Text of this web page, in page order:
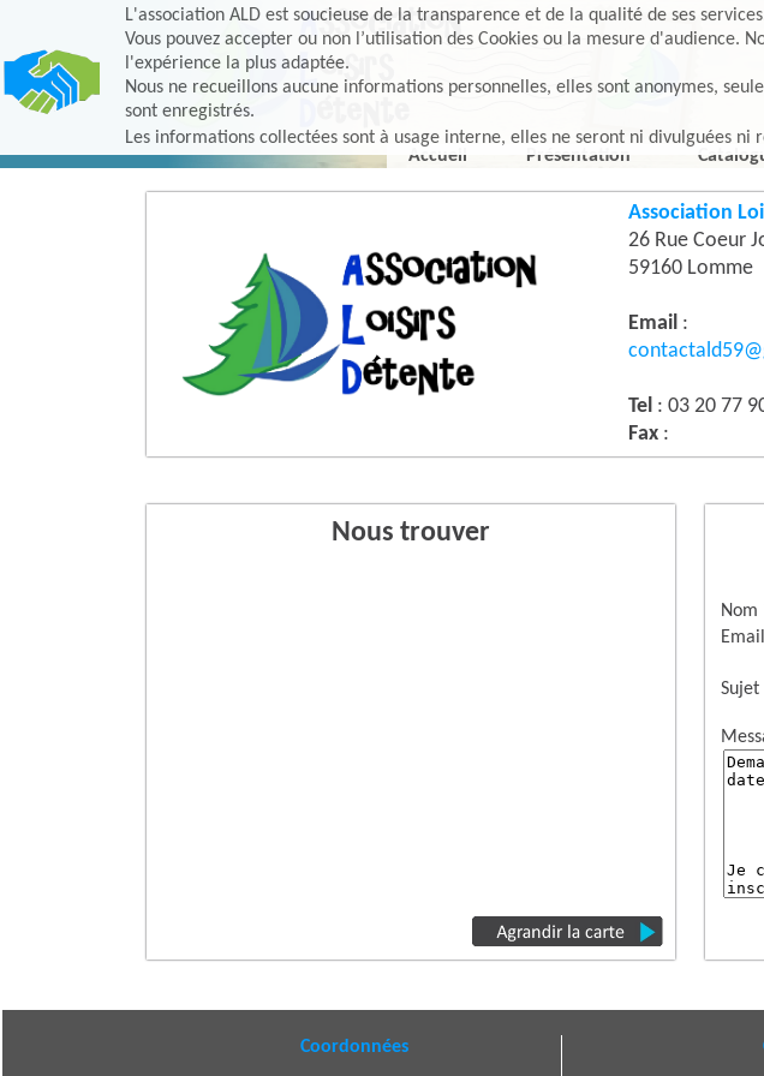
L'association ALD est soucieuse de la transparence et de la qualité de ses
Vous pouvez accepter ou non l’utilisation des Cookies ou la mesure d'audience.
l'expérience la plus adaptée.
Nous ne recueillons aucune informations personnelles, elles sont anonymes,
sont enregistrés.
Les informations collectées sont à usage interne, elles ne seront ni divulguées ni
Accueil Présentation
Association
26 Rue Coeur
59160 Lomme
Email :
Tel : 03 20 77
Fax :
Nous trouver
Nom
Sujet
Coordonnées